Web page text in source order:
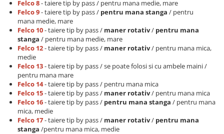
FIERASTRAIE
FOARFECE PENTRU GARD VIU
CUTITE PENTRU ALTOIT
CUTITE DE BUZUNAR
FOARFECE ELECTRICE SI ACCESORII
ACCESORII
CLESTI
UNELTE PENTRU GRADINARIT
Felco 8- taiere tip by pass / pentru mana medie, mare
Felco 9- taiere tip by pass / pentru mana stanga / pentru
mana medie, mare
Felco 10- taiere tip by pass / maner rotativ/ pentru mana
stanga / pentru mana medie, mare
Felco 12- taiere tip by pass / maner rotativ/ pentru mana mica,
medie
Felco 13- taiere tip by pass / se poate folosi si cu ambele maini /
pentru mana mare
Felco 14- taiere tip by pass / pentru mana mica
Felco 15- taiere tip by pass / maner rotativ/ pentru mana mica
Felco 16- taiere tip by pass / pentru mana stanga / pentru mana
mica, medie
Felco 17- taiere tip by pass / maner rotativ/ pentru mana
stanga /pentru mana mica, medie